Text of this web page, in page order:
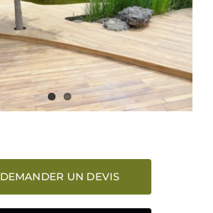
DEMANDER UN DEVIS